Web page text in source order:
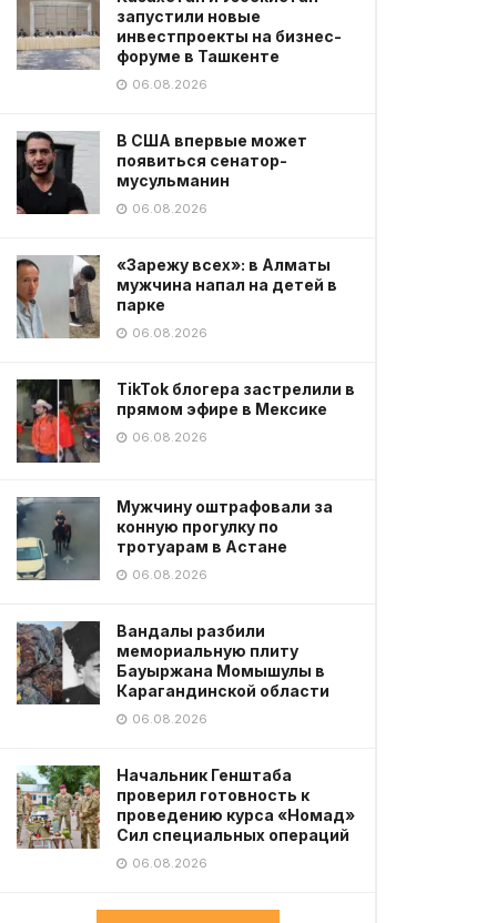
запустили новые
инвестпроекты на бизнес-
форуме в Ташкенте
06.08.2026
В США впервые может
появиться сенатор-
мусульманин
06.08.2026
«Зарежу всех»: в Алматы
мужчина напал на детей в
парке
06.08.2026
TikTok блогера застрелили в
прямом эфире в Мексике
06.08.2026
Мужчину оштрафовали за
конную прогулку по
тротуарам в Астане
06.08.2026
Вандалы разбили
мемориальную плиту
Бауыржана Момышулы в
Карагандинской области
06.08.2026
Начальник Генштаба
проверил готовность к
проведению курса «Номад»
Сил специальных операций
06.08.2026